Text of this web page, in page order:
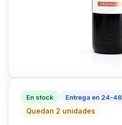
En stock Entrega en 24-
Quedan 2 unidades